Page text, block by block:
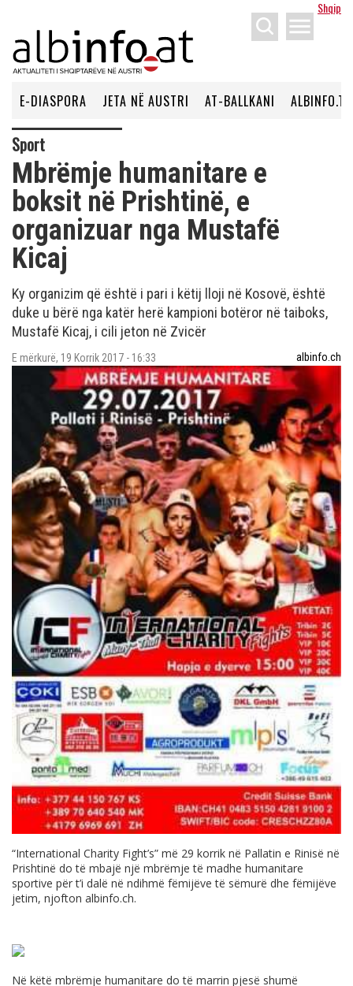
Shqip
menu
E-DIASPORA JETA NË AUSTRI AT-BALLKANI ALBINFO.TV
Sport
Mbrëmje humanitare e
boksit në Prishtinë, e
organizuar nga Mustafë
Kicaj
Ky organizim që është i pari i këtij lloji në Kosovë, është
duke u bërë nga katër herë kampioni botëror në taiboks,
Mustafë Kicaj, i cili jeton në Zvicër
E mërkurë, 19 Korrik 2017 - 16:33 albinfo.ch
“International Charity Fight’s” më 29 korrik në Pallatin e Rinisë në
Prishtinë do të mbajë një mbrëmje të madhe humanitare
sportive për t’i dalë në ndihmë fëmijëve të sëmurë dhe fëmijëve
jetim, njofton albinfo.ch.
Në këtë mbrëmje humanitare do të marrin pjesë shumë